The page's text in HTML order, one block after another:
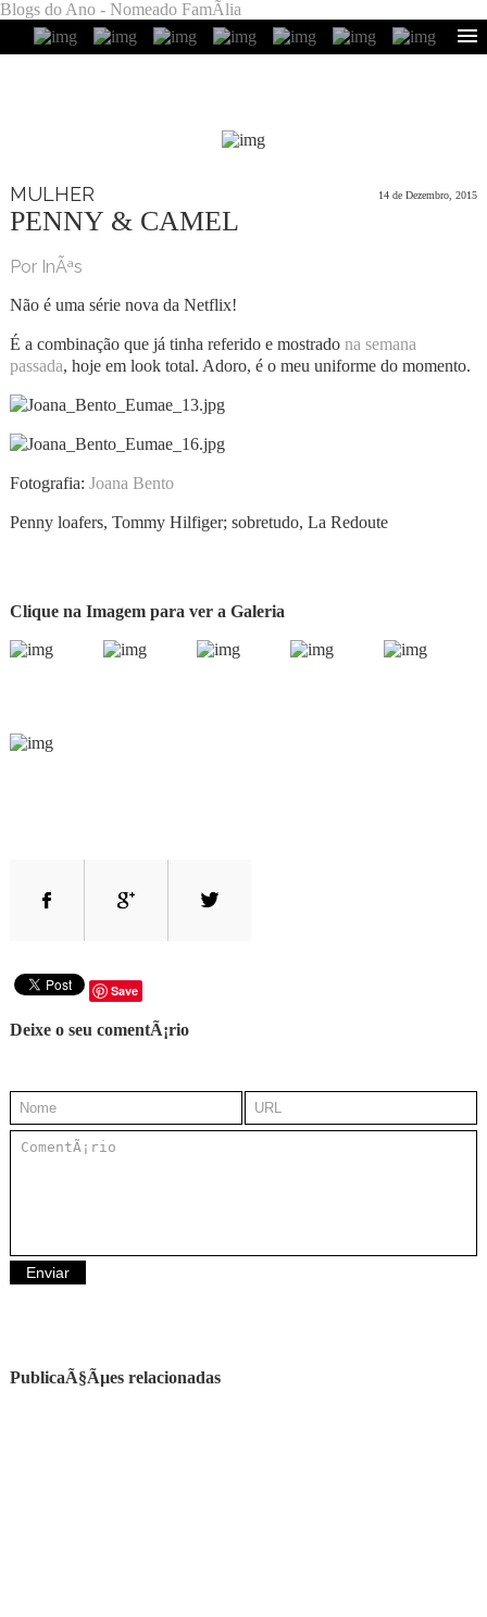
Blogs do Ano - Nomeado FamÃ­lia
MULHER 14 de Dezembro, 2015
PENNY & CAMEL
Por InÃªs
Não é uma série nova da Netflix!
É a combinação que já tinha referido e mostrado na semana
passada, hoje em look total. Adoro, é o meu uniforme do momento.
Fotografia: Joana Bento
Penny loafers, Tommy Hilfiger; sobretudo, La Redoute
Clique na Imagem para ver a Galeria
Save
Deixe o seu comentÃ¡rio
PublicaÃ§Ãµes relacionadas